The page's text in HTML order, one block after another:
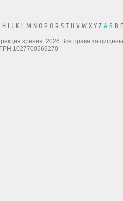
I J K L M N O P Q R S T U V W X Y Z А БВ
зрения. 2026 Все права
1027700569270